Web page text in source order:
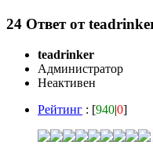
24 Ответ от
teadrinker
Администратор
Неактивен
Рейтинг : [940|0]